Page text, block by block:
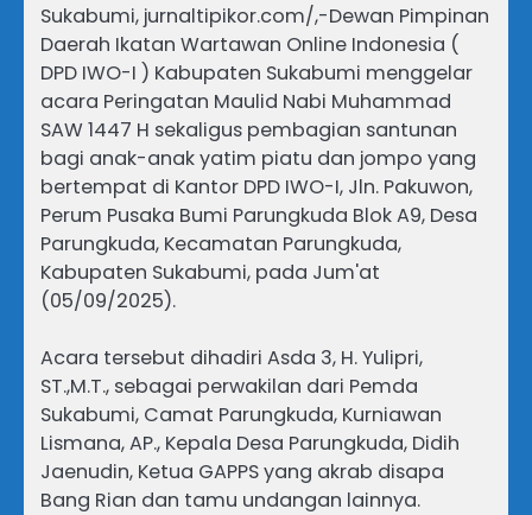
Sukabumi, jurnaltipikor.com/,-Dewan Pimpinan
Daerah Ikatan Wartawan Online Indonesia (
DPD IWO-I ) Kabupaten Sukabumi menggelar
acara Peringatan Maulid Nabi Muhammad
SAW 1447 H sekaligus pembagian santunan
bagi anak-anak yatim piatu dan jompo yang
bertempat di Kantor DPD IWO-I, Jln. Pakuwon,
Perum Pusaka Bumi Parungkuda Blok A9, Desa
Parungkuda, Kecamatan Parungkuda,
Kabupaten Sukabumi, pada Jum'at
(05/09/2025).
Acara tersebut dihadiri Asda 3, H. Yulipri,
ST.,M.T., sebagai perwakilan dari Pemda
Sukabumi, Camat Parungkuda, Kurniawan
Lismana, AP., Kepala Desa Parungkuda, Didih
Jaenudin, Ketua GAPPS yang akrab disapa
Bang Rian dan tamu undangan lainnya.